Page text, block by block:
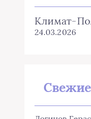
Климат-
24.03.2026